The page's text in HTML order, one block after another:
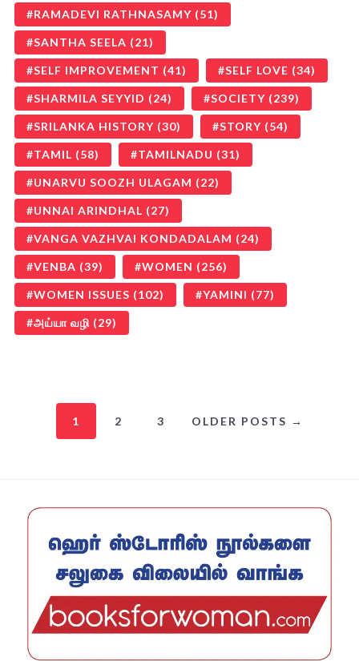
RAMADEVI RATHNASAMY (51)
SANTHA SEELA (21)
SELF IMPROVEMENT (41) SELF LOVE (34)
SHARMILA SEYYID (24) SOCIETY (239)
SRILANKA HISTORY (30) STORY (54)
TAMIL (58) TAMILNADU (31)
UNARVU SOOZH ULAGAM (22)
UNNAI ARINDHAL (27)
VANGA VAZHVAI KONDADALAM (24)
VENBA (39) WOMEN (256)
WOMEN ISSUES (102) YAMINI (77)
அய்யா வழி (29)
1 2 3 OLDER POSTS →